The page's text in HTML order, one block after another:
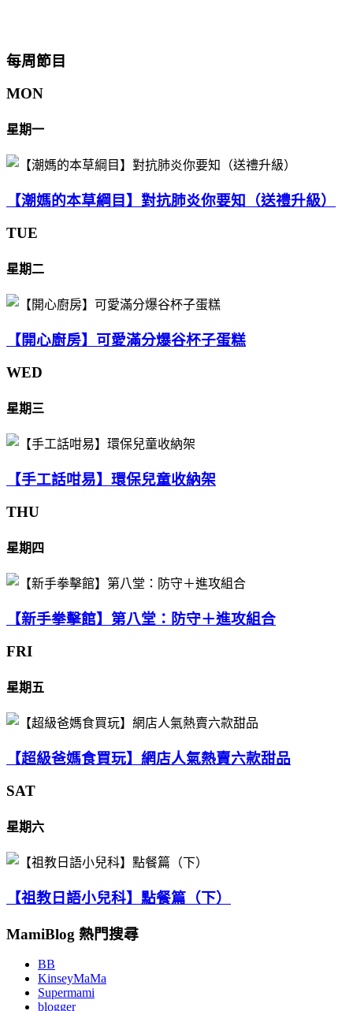
每周節目
MON
星期一
【潮媽的本草綱目】對抗肺炎你要知（送禮升級）
TUE
星期二
【開心廚房】可愛滿分爆谷杯子蛋糕
WED
星期三
【手工話咁易】環保兒童收納架
THU
星期四
【新手拳擊館】第八堂：防守＋進攻組合
FRI
星期五
【超級爸媽食買玩】網店人氣熱賣六款甜品
SAT
星期六
【祖教日語小兒科】點餐篇（下）
MamiBlog 熱門搜尋
BB
KinseyMaMa
Supermami
blogger